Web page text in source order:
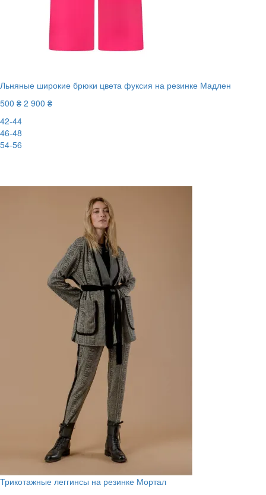
Льняные широкие брюки цвета фуксия на резинке Мадлен
500 ₴ 2 900 ₴
42-44
46-48
54-56
Трикотажные леггинсы на резинке Мортал